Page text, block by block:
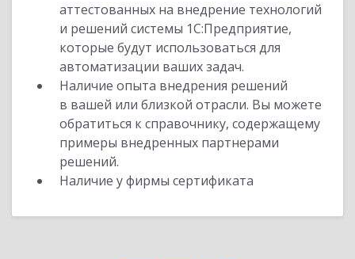
аттестованных на внедрение технологий
и решений системы 1С:Предприятие,
которые будут использоваться для
автоматизации ваших задач.
Наличие опыта внедрения решений
в вашей или близкой отрасли. Вы можете
обратиться к справочнику, содержащему
примеры внедренных партнерами
решений.
Наличие у фирмы сертификата